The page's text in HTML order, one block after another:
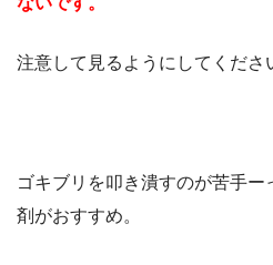
注意して見るようにしてくださ
ゴキブリを叩き潰すのが苦手ー
剤がおすすめ。